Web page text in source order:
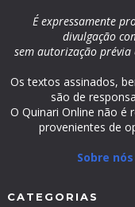
É expressamente
divulgação
sem autorização prévia
Os textos assinados,
são de
O Quinari Online não é
provenientes de
Sobre nós
CATEGORIAS